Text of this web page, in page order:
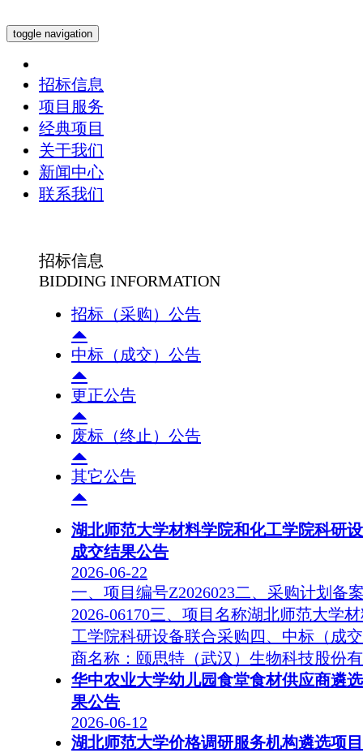
toggle navigation
招标信息
项目服务
经典项目
关于我们
新闻中心
联系我们
招标信息
BIDDING INFORMATION
招标（采购）公告
中标（成交）公告
更正公告
废标（终止）公告
其它公告
湖北师范大学材料学院和化工学院科研
成交结果公告
2026-06-22
一、项目编号Z2026023二、采购计划备
2026-06170三、项目名称湖北师范大学
工学院科研设备联合采购四、中标（成
商名称：颐思特（武汉）生物科技股份
华中农业大学幼儿园食堂食材供应商遴
果公告
2026-06-12
湖北师范大学价格调研服务机构遴选项